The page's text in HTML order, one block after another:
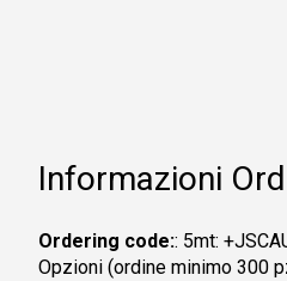
Informazioni
Ordering code:: 5mt:
Opzioni (ordine minimo 300